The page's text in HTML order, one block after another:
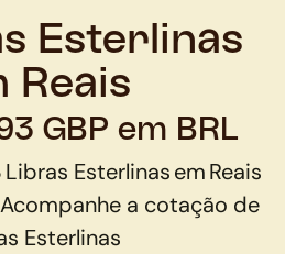
Esterlinas
Reais
GBP em BRL
Libras EsterlinasemReais
Acompanhe a cotação de
Esterlinas